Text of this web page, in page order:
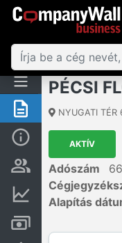
Összegzés
Alap információk
Személyek és
Pénzügyi
PÉCSI
NYUGATI TÉR
AKTÍV
Adószám
Alapítás